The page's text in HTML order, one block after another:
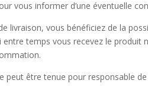
vous informer d’une éventuelle
livraison, vous bénéficiez de la
entre temps vous recevez le
peut être tenue pour responsable